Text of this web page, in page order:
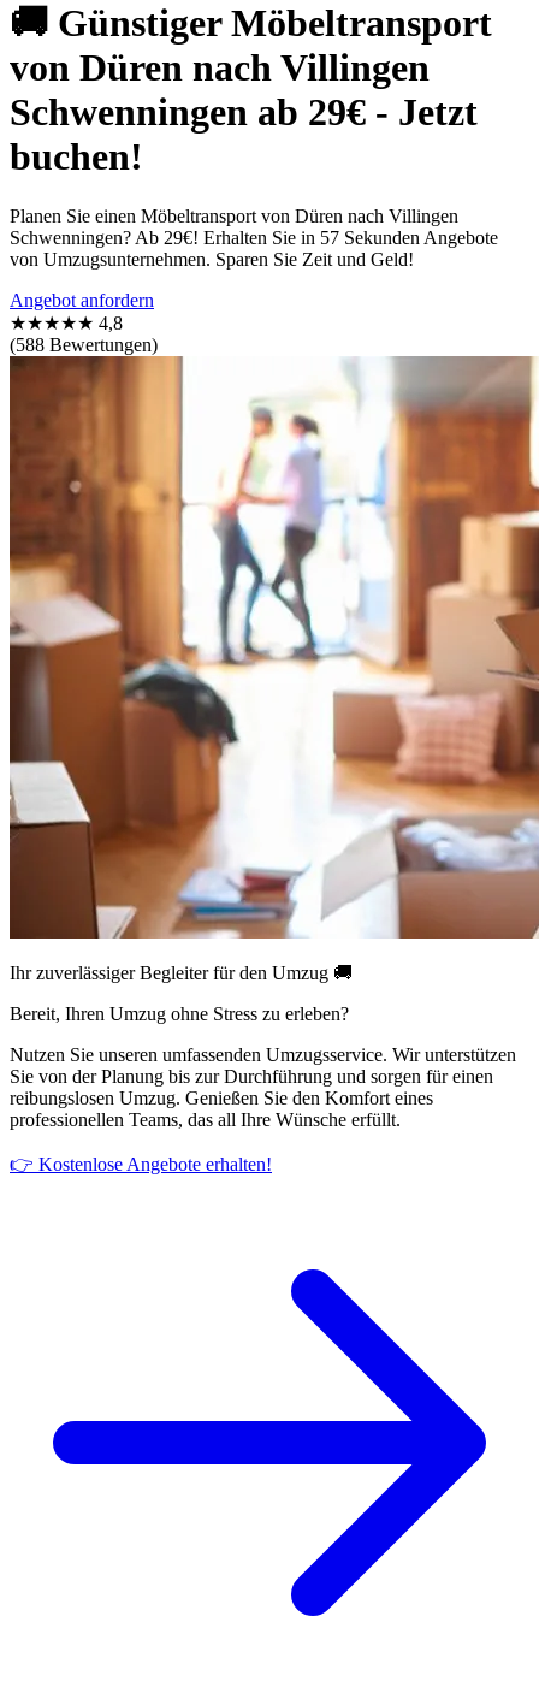
🚚 Günstiger Möbeltransport
von Düren nach Villingen
Schwenningen ab 29€ - Jetzt
buchen!
Planen Sie einen Möbeltransport von Düren nach Villingen
Schwenningen? Ab 29€! Erhalten Sie in 57 Sekunden Angebote
von Umzugsunternehmen. Sparen Sie Zeit und Geld!
Angebot anfordern
★★★★★ 4,8
(588 Bewertungen)
Ihr zuverlässiger Begleiter für den Umzug 🚚
Bereit, Ihren Umzug ohne Stress zu erleben?
Nutzen Sie unseren umfassenden Umzugsservice. Wir unterstützen
Sie von der Planung bis zur Durchführung und sorgen für einen
reibungslosen Umzug. Genießen Sie den Komfort eines
professionellen Teams, das all Ihre Wünsche erfüllt.
👉 Kostenlose Angebote erhalten!